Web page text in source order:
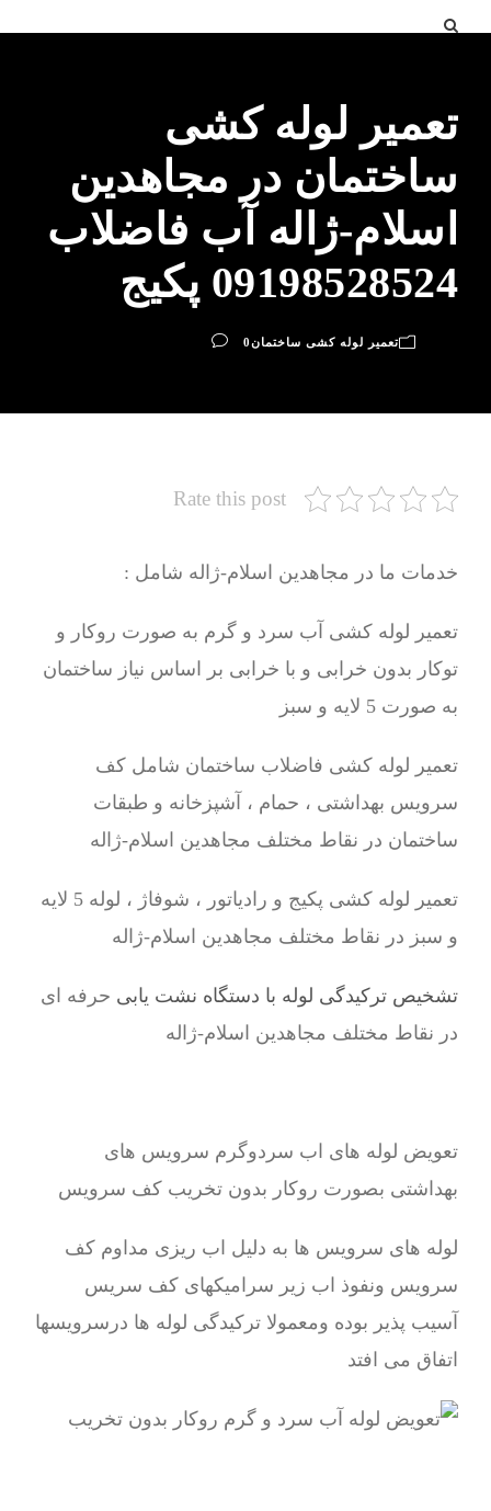
تعمیر لوله کشی
ساختمان در مجاهدین
اسلام-ژاله آب فاضلاب
09198528524 پکیج
تعمیر لوله کشی ساختمان0
Rate this post
خدمات ما در مجاهدین اسلام-ژاله شامل :
تعمیر لوله کشی آب سرد و گرم به صورت روکار و
توکار بدون خرابی و با خرابی بر اساس نیاز ساختمان
به صورت 5 لایه و سبز
تعمیر لوله کشی فاضلاب ساختمان شامل کف
سرویس بهداشتی ، حمام ، آشپزخانه و طبقات
ساختمان در نقاط مختلف مجاهدین اسلام-ژاله
تعمیر لوله کشی پکیج و رادیاتور ، شوفاژ ، لوله 5 لایه
و سبز در نقاط مختلف مجاهدین اسلام-ژاله
تشخیص ترکیدگی لوله با دستگاه نشت یابی حرفه ای
در نقاط مختلف مجاهدین اسلام-ژاله
تعویض لوله های اب سردوگرم سرویس های
بهداشتی بصورت روکار بدون تخریب کف سرویس
لوله های سرویس ها به دلیل اب ریزی مداوم کف
سرویس ونفوذ اب زیر سرامیکهای کف سریس
آسیب پذیر بوده ومعمولا ترکیدگی لوله ها درسرویسها
اتفاق می افتد